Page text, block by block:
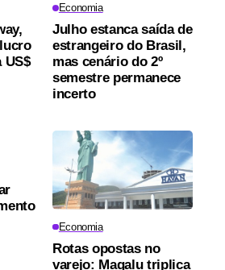
US$
Economia
Julho estanca saída de
estrangeiro do Brasil,
mas cenário do 2º
semestre permanece
incerto
Economia
Rotas opostas no
varejo: Magalu triplica